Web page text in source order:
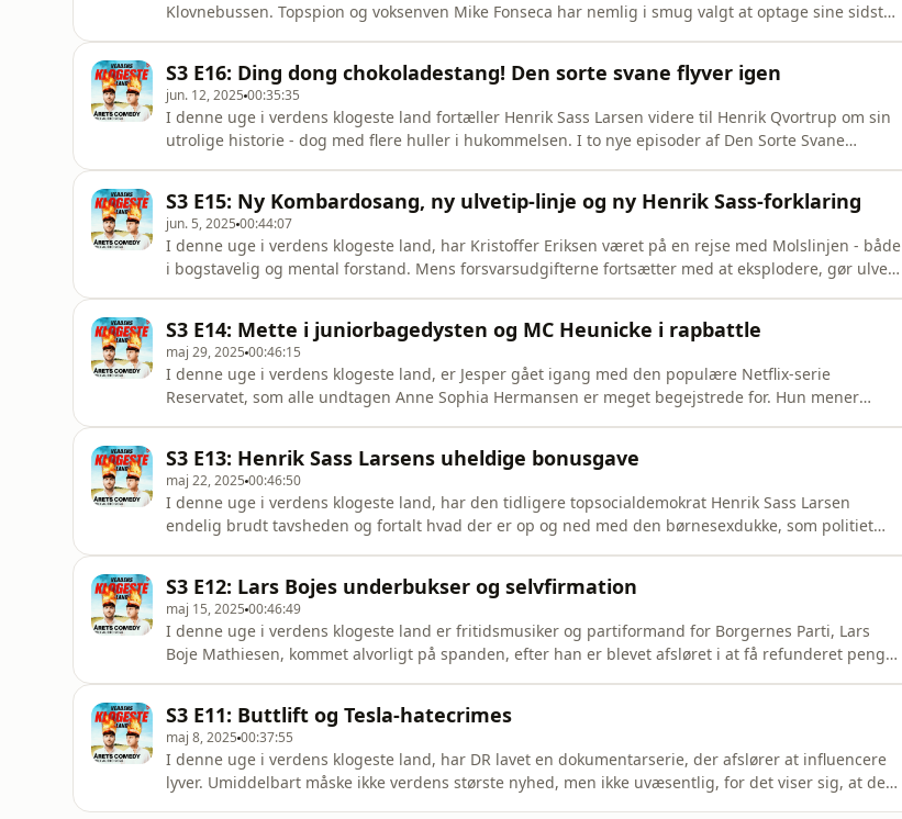
Klovnebussen. Topspion og voksenven Mike Fonseca har nemlig i smug valgt at optage sine sidste
sjovt, hvad der åbenbares på de skj
S3 E16: Ding dong chokoladestang! Den sorte svane flyver igen
jun. 12, 2025 00:35:35
I denne uge i verdens klogeste land fortæller Henrik Sass Larsen videre til Henrik Qvortrup om sin
utrolige historie - dog med flere huller i hukommelsen. I to nye episoder af Den Sorte Svane
Frederiksen fejrede vore
S3 E15: Ny Kombardosang, ny ulvetip-linje og ny Henrik Sass-forklaring
jun. 5, 2025 00:44:07
I denne uge i verdens klogeste land, har Kristoffer Eriksen været på en rejse med Molslinjen - både
i bogstavelig og mental forstand. Mens forsvarsudgifterne fortsætter med at eksplodere, gør ulve-
interviewer sin nav
S3 E14: Mette i juniorbagedysten og MC Heunicke i rapbattle
maj 29, 2025 00:46:15
I denne uge i verdens klogeste land, er Jesper gået igang med den populære Netflix-serie
Reservatet, som alle undtagen Anne Sophia Hermansen er meget begejstrede for. Hun mener
statsminister Mette Frederiksen har været
S3 E13: Henrik Sass Larsens uheldige bonusgave
maj 22, 2025 00:46:50
I denne uge i verdens klogeste land, har den tidligere topsocialdemokrat Henrik Sass Larsen
endelig brudt tavsheden og fortalt hvad der er op og ned med den børnesexdukke, som politiet
finder man også Lars
S3 E12: Lars Bojes underbukser og selvfirmation
maj 15, 2025 00:46:49
I denne uge i verdens klogeste land er fritidsmusiker og partiformand for Borgernes Parti, Lars
Boje Mathiesen, kommet alvorligt på spanden, efter han er blevet afsløret i at få refunderet penge
fænomen set da
S3 E11: Buttlift og Tesla-hatecrimes
maj 8, 2025 00:37:55
I denne uge i verdens klogeste land, har DR lavet en dokumentarserie, der afslører at influencere
lyver. Umiddelbart måske ikke verdens største nyhed, men ikke uvæsentlig, for det viser sig, at de